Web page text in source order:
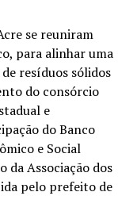
se reuniram
para alinhar uma
resíduos sólidos
do consórcio
e
do Banco
e Social
da Associação dos
pelo prefeito de